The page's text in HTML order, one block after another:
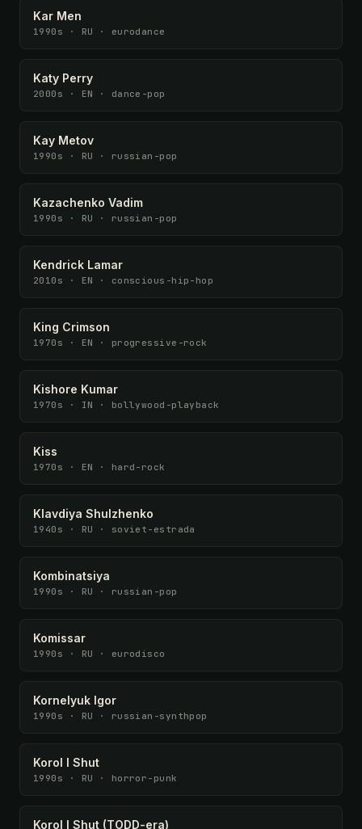
Kar Men
1990s · RU · eurodance
Katy Perry
2000s · EN · dance-pop
Kay Metov
1990s · RU · russian-pop
Kazachenko Vadim
1990s · RU · russian-pop
Kendrick Lamar
2010s · EN · conscious-hip-hop
King Crimson
1970s · EN · progressive-rock
Kishore Kumar
1970s · IN · bollywood-playback
Kiss
1970s · EN · hard-rock
Klavdiya Shulzhenko
1940s · RU · soviet-estrada
Kombinatsiya
1990s · RU · russian-pop
Komissar
1990s · RU · eurodisco
Kornelyuk Igor
1990s · RU · russian-synthpop
Korol I Shut
1990s · RU · horror-punk
Korol I Shut (TODD-era)